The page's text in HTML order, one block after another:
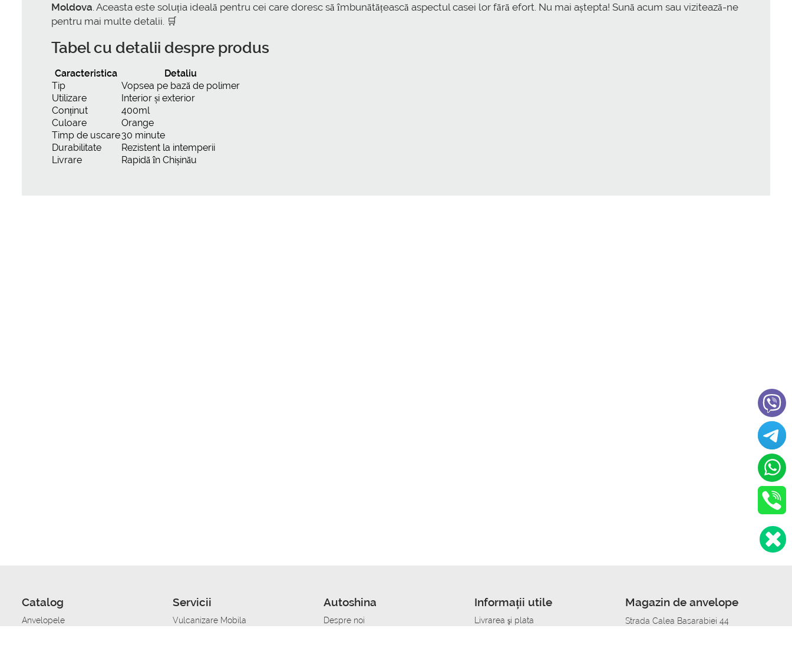
Moldova . Aceasta este soluția ideală pentru cei care doresc să îmbunătățească aspectul casei lor fără efort. Nu mai aștepta! Sună acum sau vizitează-ne
pentru mai multe detalii. 🛒
Tabel cu detalii despre produs
Caracteristica
Detaliu
Tip
Vopsea pe bază de polimer
Utilizare
Interior și exterior
Conținut
400ml
Culoare
Orange
Timp de uscare30 minute
Durabilitate
Rezistent la intemperii
Livrare
Rapidă în Chișinău
Catalog
Anvelopele
Servicii
Vulcanizare Mobila
Autoshina
Despre noi
Informații utile
Livrarea şi plata
Magazin de anvelope
Strada Calea Basarabiei 44